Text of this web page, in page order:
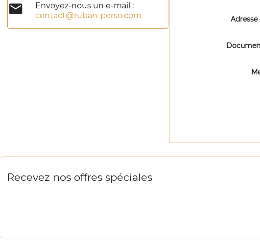

Envoyez-nous un e-mail :
contact@ruban-perso.com
Adresse
Recevez nos offres spéciales